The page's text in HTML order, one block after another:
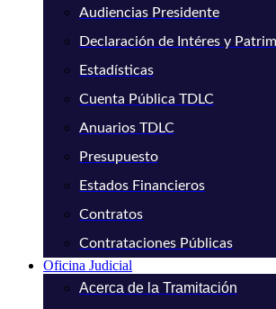
Audiencias Presidente
Declaración de Intéres y
Estadísticas
Cuenta Pública TDLC
Anuarios TDLC
Presupuesto
Estados Financieros
Contratos
Contrataciones Públicas
Oficina Judicial
Acerca de la Tramitación